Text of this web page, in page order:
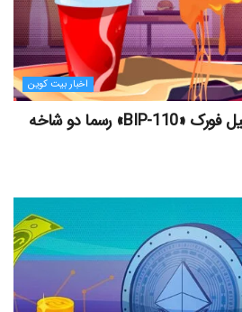
اخبار بیت کوین
بلاکچین بیت کوین به دلیل فورک «BIP-110» رسما دو شاخه